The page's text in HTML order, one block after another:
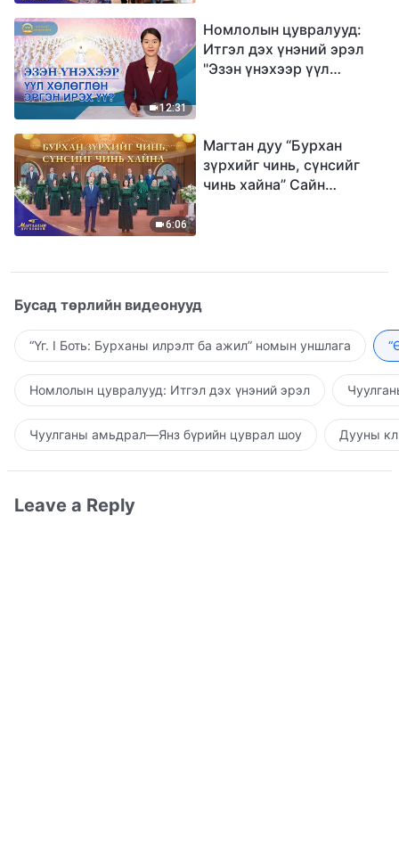
12:31
Номлолын цувралууд:
Итгэл дэх үнэний эрэл
"Эзэн үнэхээр үүл
6:06
Магтан дуу “Бурхан
зүрхийг чинь, сүнсийг
чинь хайна” Сайн
Бусад төрлийн видеонууд
“Үг. I Боть: Бурханы илрэлт ба ажил” номын уншлага
Номлолын цувралууд: Итгэл дэх үнэний эрэл
Чуулганы амьдрал—Янз бүрийн цуврал шоу Дууны
Leave a Reply